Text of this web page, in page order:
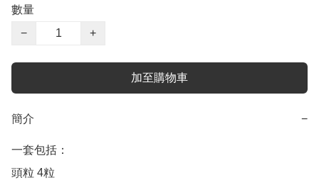
數量
−
+
加至購物車
簡介 −
一套包括：
頭粒 4粒